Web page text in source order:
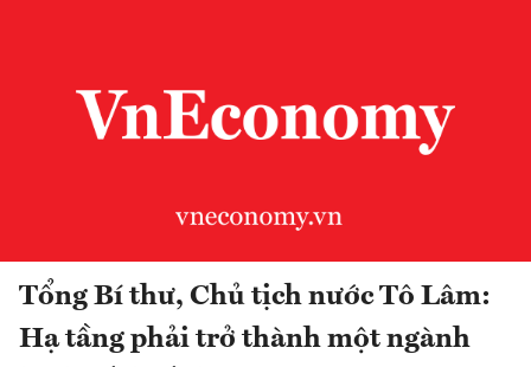
Tổng Bí thư, Chủ tịch nước Tô Lâm:
Hạ tầng phải trở thành một ngành